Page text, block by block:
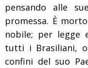
pensando alle
promessa. È
nobile; per legge
tutti i Brasiliani,
confini del suo